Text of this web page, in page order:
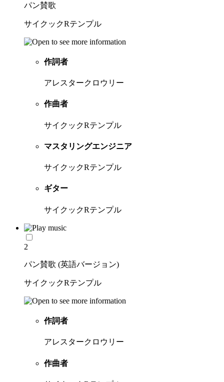
パン賛歌
サイクックRテンプル
作詞者
アレスタークロウリー
作曲者
サイクックRテンプル
マスタリングエンジニア
サイクックRテンプル
ギター
サイクックRテンプル
2
パン賛歌 (英語バージョン)
サイクックRテンプル
作詞者
アレスタークロウリー
作曲者